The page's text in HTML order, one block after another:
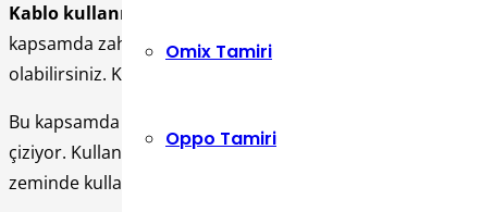
Omix Tamiri
Oppo Tamiri
Kablo kullanmadan televizyona nasıl bağlanırım
kapsamda zahmetler çekmeniz söz konusu değildir.
olabilirsiniz. Kablosuz olarak ev veya işletmenizde yer
Bu kapsamda profesyonel anlamda destek hizmetleri
çiziyor. Kullanıcılar bu kapsamda televizyonun çok daha
zeminde kullanmasını sağlar.